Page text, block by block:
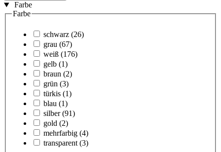
Farbe
Farbe
schwarz (26)
grau (67)
weiß (176)
gelb (1)
braun (2)
grün (3)
türkis (1)
blau (1)
silber (91)
gold (2)
mehrfarbig (4)
transparent (3)